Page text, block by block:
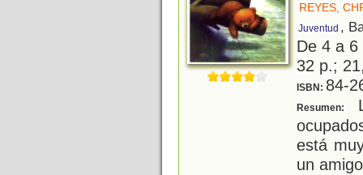
REYES,
Juventud ,
De 4 a
32 p.;
ISBN: 84-
Resumen:
está
un